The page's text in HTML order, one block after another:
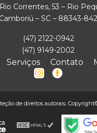
Correntes, 53 – Rio
Camboriú – SC – 88343-842
(47) 2122-0942
(47) 9149-2002
Serviços Contato
de direitos autorais. Copyright©